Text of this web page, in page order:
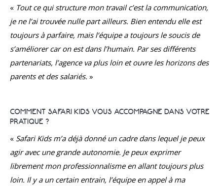
« Tout ce qui structure mon travail c’est la communication,
je ne l’ai trouvée nulle part ailleurs. Bien entendu elle est
toujours à parfaire, mais l’équipe a toujours le soucis de
s’améliorer car on est dans l’humain. Par ses différents
partenariats, l’agence va plus loin et ouvre les horizons des
parents et des salariés. »
COMMENT SAFARI KIDS VOUS ACCOMPAGNE DANS VOTRE
PRATIQUE ?
« Safari Kids m’a déjà donné un cadre dans lequel je peux
agir avec une grande autonomie. Je peux exprimer
librement mon professionnalisme en allant toujours plus
loin. Il y a un certain entrain, l’équipe en appel à ma